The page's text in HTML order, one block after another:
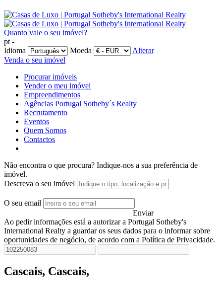
Quanto vale o seu imóvel?
pt -
Idioma
Moeda
Alterar
Venda o seu imóvel
Procurar imóveis
Vender o meu imóvel
Empreendimentos
Agências Portugal Sotheby´s Realty
Recrutamento
Eventos
Quem Somos
Contactos
Não encontra o que procura? Indique-nos a sua preferência de
imóvel.
Descreva o seu imóvel
O seu email
Enviar
Ao pedir informações está a autorizar a Portugal Sotheby's
International Realty a guardar os seus dados para o informar sobre
oportunidades de negócio, de acordo com a Política de Privacidade.
Cascais, Cascais,